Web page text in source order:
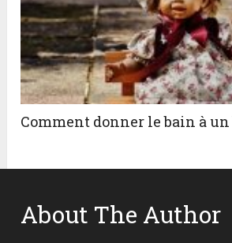
Comment donner le bain à un
About The Author